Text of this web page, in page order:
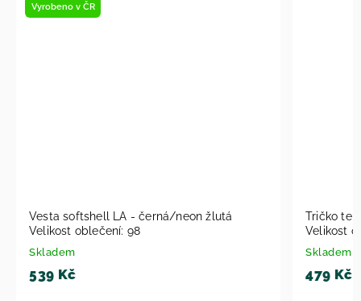
Vyrobeno v ČR
Vesta softshell LA - černá/neon žlutá
Velikost oblečení: 98
Skladem
539 Kč
Tričko
Velikost
Skladem
479 Kč